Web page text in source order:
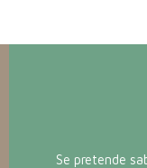
Se pretende